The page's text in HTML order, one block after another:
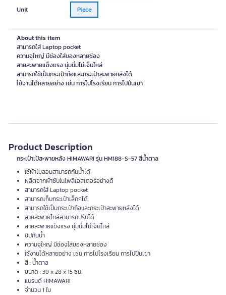
Unit Piece
About this item
สามารถใส่ Laptop pocket
ความจุใหญ่ มีช่องใส่ของหลายช่อง
สายสะพายแข็งแรง นุ่มนิ่มไม่เจ็บไหล่
สามารถใช้เป็นกระเป๋าถือและกระเป๋าสะพายหลังได้
ใช้งานได้หลายอย่าง เช่น การไปโรงเรียน การไปปีนเขา
Product Description
กระเป๋าเป้สะพายหลัง HIMAWARI รุ่น HM188-S-57 สีน้ำตาล
ใช้ผ้าไนลอนสามารถกันน้ำได้
ผลิตจากผ้าซับในโพลีเอสเตอร์อย่างดี
สามารถใส่ Laptop pocket
สามารถเก็บกระเป๋าเล็กๆได้
สามารถใช้เป็นกระเป๋าถือและกระเป๋าสะพายหลังได้
สายสะพายไหล่สามารถปรับได้
สายสะพายแข็งแรง นุ่มนิ่มไม่เจ็บไหล่
ซิปกันน้ำ
ความจุใหญ่ มีช่องใส่ของหลายช่อง
ใช้งานได้หลายอย่าง เช่น การไปโรงเรียน การไปปีนเขา
สี : น้ำตาล
ขนาด : 39 x 28 x 15 ซม.
แบรนด์ HIMAWARI
จำนวน 1 ใบ